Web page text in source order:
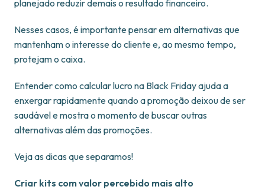
planejado reduzir demais o resultado financeiro.
Nesses casos, é importante pensar em alternativas que
mantenham o interesse do cliente e, ao mesmo tempo,
protejam o caixa.
Entender como calcular lucro na Black Friday ajuda a
enxergar rapidamente quando a promoção deixou de ser
saudável e mostra o momento de buscar outras
alternativas além das promoções.
Veja as dicas que separamos!
Criar kits com valor percebido mais alto